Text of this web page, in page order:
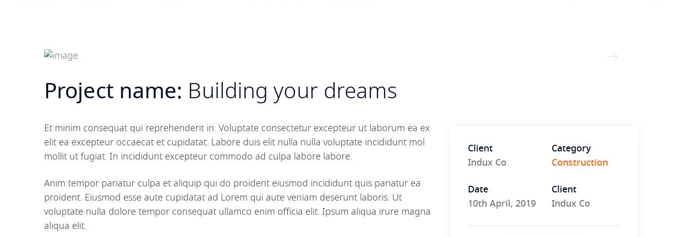
Project name: Building your dreams
Et minim consequat qui reprehenderit in. Voluptate consectetur excepteur ut laborum ea ex
elit ea excepteur occaecat et cupidatat. Labore duis elit nulla nulla voluptate incididunt mol
mollit ut fugiat. In incididunt excepteur commodo ad culpa labore labore.
Anim tempor pariatur culpa et aliquip qui do proident eiusmod incididunt quis pariatur ea
proident. Eiusmod esse aute cupidatat ad Lorem qui aute veniam deserunt laboris. Ut
voluptate nulla dolore tempor consequat ullamco enim officia elit. Ipsum aliqua irure magna
aliqua elit.
Client
Indux Co
Category
Construction
Date
10th April, 2019
Client
Indux Co